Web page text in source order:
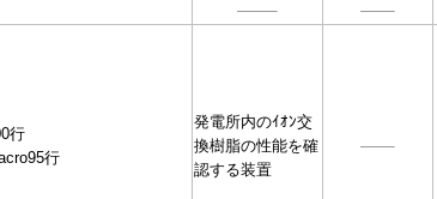
行
行
発電所内のｲｵﾝ交
換樹脂の性能を確
認する装置